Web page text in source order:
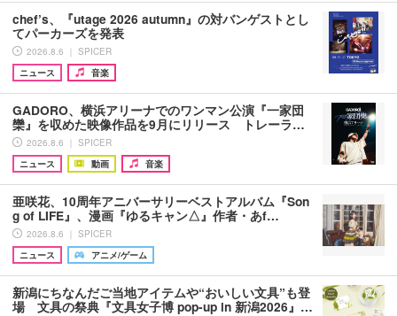
chef’s、『utage 2026 autumn』の対バンゲストとし
てパーカーズを発表
2026.8.6 ｜ SPICER
ニュース
音楽
GADORO、横浜アリーナでのワンマン公演『一家団
欒』を収めた映像作品を9月にリリース トレーラ…
2026.8.6 ｜ SPICER
ニュース
動画 音楽
亜咲花、10周年アニバーサリーベストアルバム『Son
g of LIFE』、漫画『ゆるキャン△』作者・あf…
2026.8.6 ｜ SPICER
ニュース
アニメ/ゲーム
新潟にちなんだご当地アイテムや“おいしい文具”も登
場 文具の祭典『文具女子博 pop-up in 新潟2026』…